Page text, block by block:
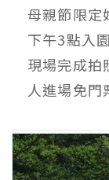
母親節限定
下午3點入
現場完成拍
人進場免門